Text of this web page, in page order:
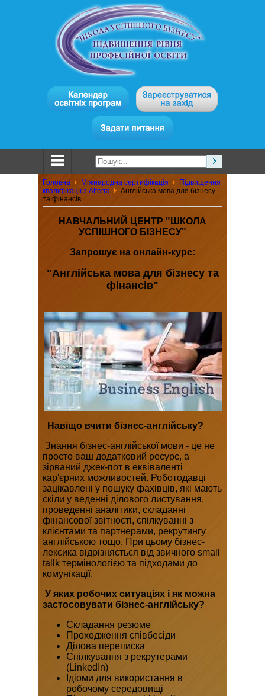
Головна Міжнародна сертифікація
Підвищення
кваліфікації з Alterra
Англійська мова для бізнесу
та фінансів
НАВЧАЛЬНИЙ ЦЕНТР "ШКОЛА
УСПІШНОГО БІЗНЕСУ"
Запрошує на онлайн-курс:
"Англійська мова для бізнесу та
фінансів"
Навіщо вчити бізнес-англійську?
Знання бізнес-англійської мови - це не
просто ваш додатковий ресурс, а
зірваний джек-пот в еквіваленті
кар'єрних можливостей. Роботодавці
зацікавлені у пошуку фахівців, які мають
скіли у веденні ділового листування,
проведенні аналітики, складанні
фінансової звітності, спілкуванні з
клієнтами та партнерами, рекрутингу
англійською тощо. При цьому бізнес-
лексика відрізняється від звичного small
tallk термінологією та підходами до
комунікації.
У яких робочих ситуаціях і як можна
застосовувати бізнес-англійську?
Складання резюме
Проходження співбесіди
Ділова переписка
Спілкування з рекрутерами
(LinkedIn)
Ідіоми для використання в
робочому середовищі